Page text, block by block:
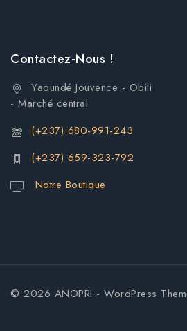
Contactez-Nous !
Yaoundé Jouvence - Obili
- Marché central
(+237) 680-991-243
(+237) 659-323-792
Notre Boutique
© 2026 ANOPRI - WordPress